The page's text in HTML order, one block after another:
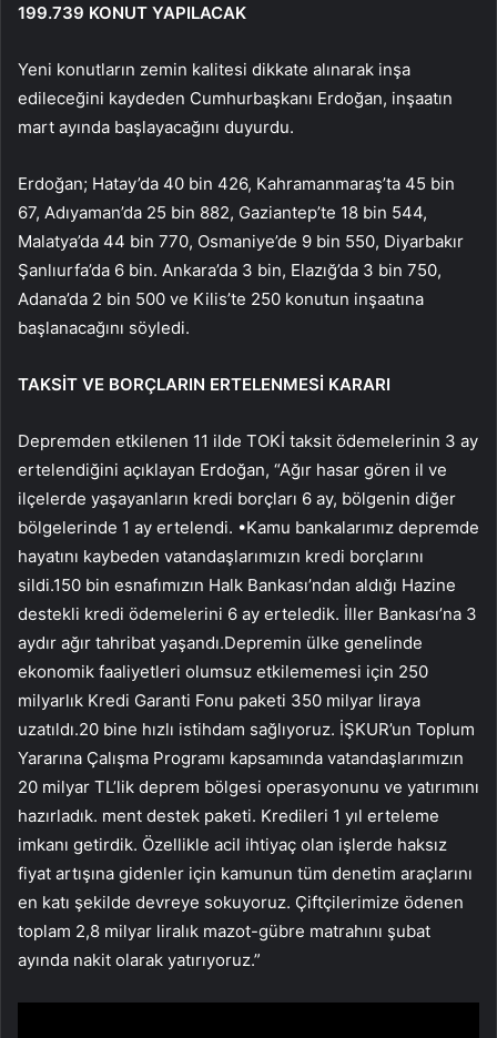
199.739 KONUT YAPILACAK
Yeni konutların zemin kalitesi dikkate alınarak inşa
edileceğini kaydeden Cumhurbaşkanı Erdoğan, inşaatın
mart ayında başlayacağını duyurdu.
Erdoğan; Hatay’da 40 bin 426, Kahramanmaraş’ta 45 bin
67, Adıyaman’da 25 bin 882, Gaziantep’te 18 bin 544,
Malatya’da 44 bin 770, Osmaniye’de 9 bin 550, Diyarbakır
Şanlıurfa’da 6 bin. Ankara’da 3 bin, Elazığ’da 3 bin 750,
Adana’da 2 bin 500 ve Kilis’te 250 konutun inşaatına
başlanacağını söyledi.
TAKSİT VE BORÇLARIN ERTELENMESİ KARARI
Depremden etkilenen 11 ilde TOKİ taksit ödemelerinin 3 ay
ertelendiğini açıklayan Erdoğan, “Ağır hasar gören il ve
ilçelerde yaşayanların kredi borçları 6 ay, bölgenin diğer
bölgelerinde 1 ay ertelendi. •Kamu bankalarımız depremde
hayatını kaybeden vatandaşlarımızın kredi borçlarını
sildi.150 bin esnafımızın Halk Bankası’ndan aldığı Hazine
destekli kredi ödemelerini 6 ay erteledik. İller Bankası’na 3
aydır ağır tahribat yaşandı.Depremin ülke genelinde
ekonomik faaliyetleri olumsuz etkilememesi için 250
milyarlık Kredi Garanti Fonu paketi 350 milyar liraya
uzatıldı.20 bine hızlı istihdam sağlıyoruz. İŞKUR’un Toplum
Yararına Çalışma Programı kapsamında vatandaşlarımızın
20 milyar TL’lik deprem bölgesi operasyonunu ve yatırımını
hazırladık. ment destek paketi. Kredileri 1 yıl erteleme
imkanı getirdik. Özellikle acil ihtiyaç olan işlerde haksız
fiyat artışına gidenler için kamunun tüm denetim araçlarını
en katı şekilde devreye sokuyoruz. Çiftçilerimize ödenen
toplam 2,8 milyar liralık mazot-gübre matrahını şubat
ayında nakit olarak yatırıyoruz.”